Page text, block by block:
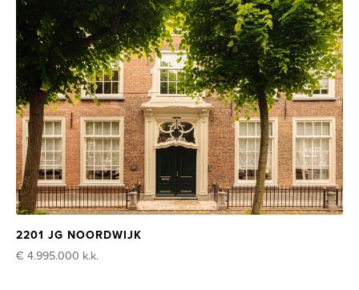
2201 JG NOORDWIJK
€ 4.995.000 k.k.